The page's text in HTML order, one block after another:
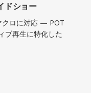
ドショー
クロに対応 — POT
ブ再生に特化した